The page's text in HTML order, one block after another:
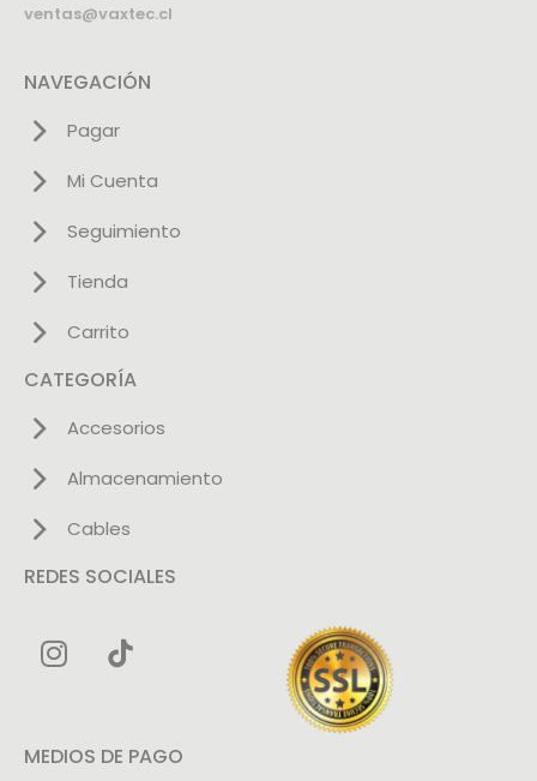
ventas@vaxtec.cl
NAVEGACIÓN
Pagar
Mi Cuenta
Seguimiento
Tienda
Carrito
CATEGORÍA
Accesorios
Almacenamiento
Cables
REDES SOCIALES
MEDIOS DE PAGO